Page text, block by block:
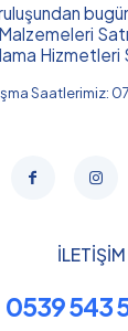
Hizmetleri
Saatlerimiz:
İLETİŞİM
0539 543